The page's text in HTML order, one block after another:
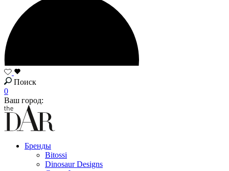
Поиск
0
Ваш город:
Бренды
Bitossi
Dinosaur Designs